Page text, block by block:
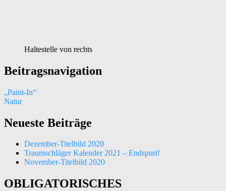
Haltestelle von rechts
Beitragsnavigation
„Paint-In“
Natur
Neueste Beiträge
Dezember-Titelbild 2020
Traumschläger Kalender 2021 – Endspurt!
November-Titelbild 2020
OBLIGATORISCHES